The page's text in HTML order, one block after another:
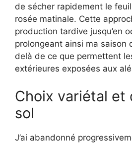
de sécher rapidement le
rosée matinale. Cette
production tardive jusqu’en
prolongeant ainsi ma saison
delà de ce que permettent
extérieures exposées aux
Choix variétal et
sol
J’ai abandonné